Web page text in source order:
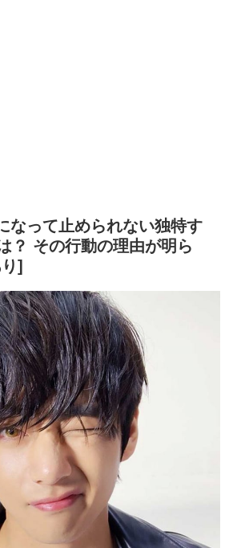
なって止められない独特す
？ その行動の理由が明ら
]